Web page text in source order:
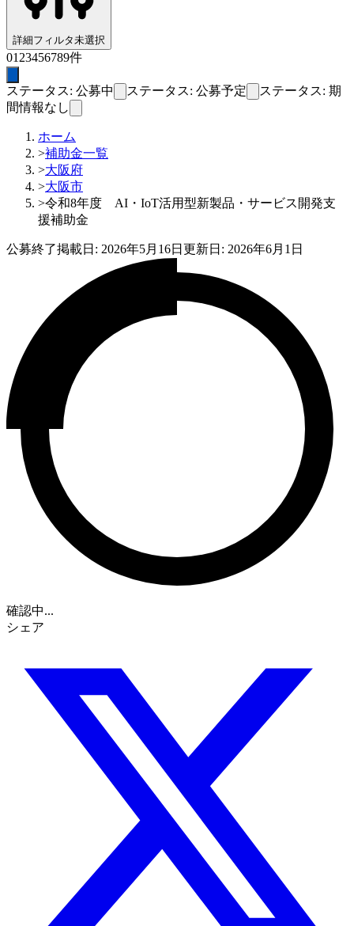
詳細フィルタ未選択
01 23456789件
ステータス: 公募中 ステータス: 公募予定
ステータス: 期
間情報なし
ホーム
>補助金一覧
>大阪府
>大阪市
>令和8年度 AI・IoT活用型新製品・サービス開発支
援補助金
公募終了掲載日: 2026年5月16日 更新日: 2026年6月1日
確認中...
シェア